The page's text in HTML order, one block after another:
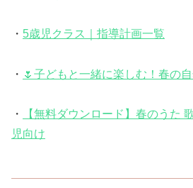
・ 5歳児クラス｜指導計画一覧
・ 🌷子どもと一緒に楽しむ！春の
・
【無料ダウンロード】春のうた
児向け